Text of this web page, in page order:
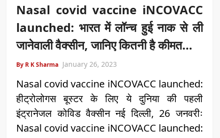
Nasal covid vaccine iNCOVACC
launched: भारत में लॉन्च हुई नाक से ली
जानेवाली वैक्सीन, जानिए कितनी है कीमत…
By R K Sharma January 26, 2023
Nasal covid vaccine iNCOVACC launched:
हीट्रोलोगस बूस्टर के लिए ये दुनिया की पहली
इंट्रानेजल कोविड वैक्सीन नई दिल्ली, 26 जनवरीः
Nasal covid vaccine iNCOVACC launched: